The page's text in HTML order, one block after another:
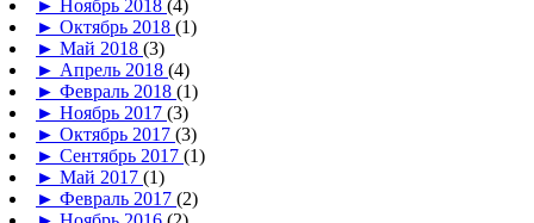
► Ноябрь 2018 (4)
► Октябрь 2018 (1)
► Май 2018 (3)
► Апрель 2018 (4)
► Февраль 2018 (1)
► Ноябрь 2017 (3)
► Октябрь 2017 (3)
► Сентябрь 2017 (1)
► Май 2017 (1)
► Февраль 2017 (2)